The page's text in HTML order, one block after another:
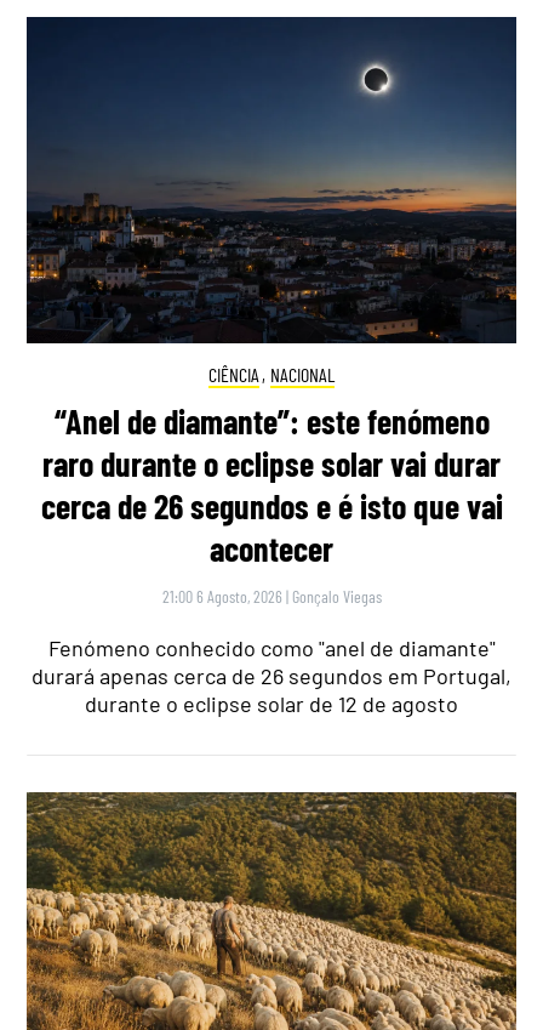
CIÊNCIA , NACIONAL
“Anel de diamante”: este fenómeno
raro durante o eclipse solar vai durar
cerca de 26 segundos e é isto que vai
acontecer
21:00 6 Agosto, 2026 | Gonçalo Viegas
Fenómeno conhecido como "anel de diamante"
durará apenas cerca de 26 segundos em Portugal,
durante o eclipse solar de 12 de agosto